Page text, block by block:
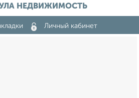
НЕДВИЖИМОСТЬ
Личный кабинет